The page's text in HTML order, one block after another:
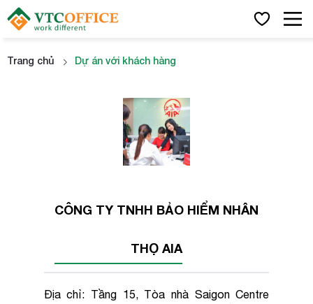
Trang chủ Dự án với khách hàng
CÔNG TY TNHH BẢO HIỂM NHÂN
THỌ AIA
Địa chỉ: Tầng 15, Tòa nhà Saigon Centre